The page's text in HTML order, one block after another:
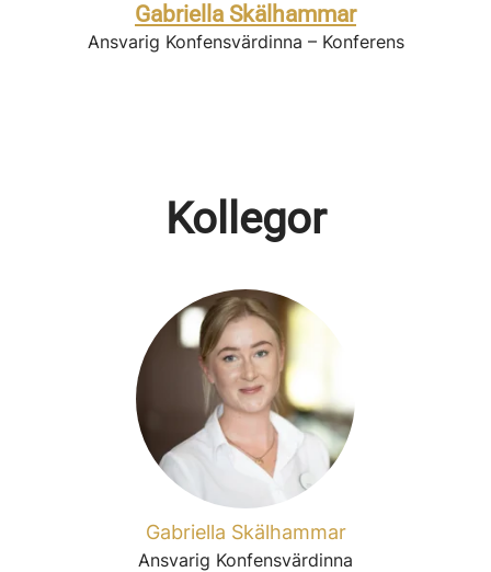
Gabriella Skälhammar
Ansvarig Konfensvärdinna – Konferens
Kollegor
Gabriella Skälhammar
Ansvarig Konfensvärdinna